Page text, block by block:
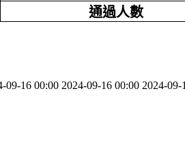
通過人數
09-16 00:00 2024-09-16 00:00 2024-09-